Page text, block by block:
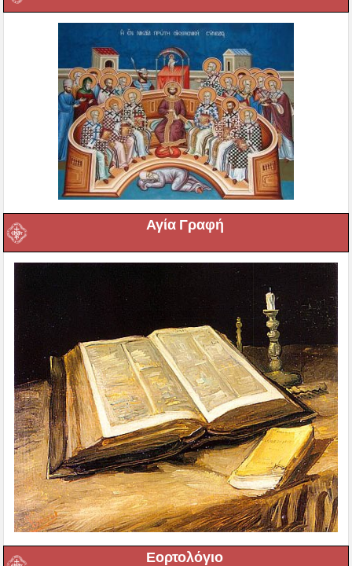
Αγία Γραφή
Εορτολόγιο